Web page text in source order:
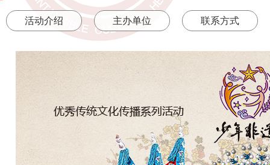
活动介绍 主办单位 联系方式